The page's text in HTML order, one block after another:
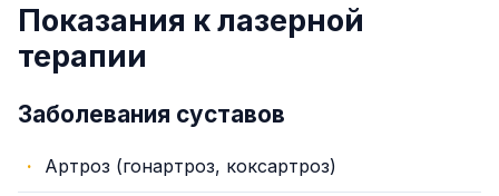
Показания к лазерной
терапии
Заболевания суставов
Артроз (гонартроз, коксартроз)